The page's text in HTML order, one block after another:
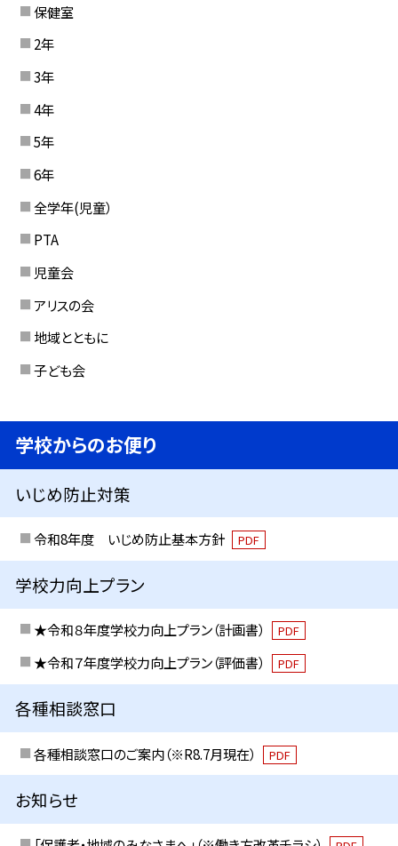
保健室
2年
3年
4年
5年
6年
全学年(児童）
PTA
児童会
アリスの会
地域とともに
子ども会
学校からのお便り
いじめ防止対策
令和8年度 いじめ防止基本方針 PDF
学校力向上プラン
★令和８年度学校力向上プラン（計画書） PDF
★令和７年度学校力向上プラン（評価書） PDF
各種相談窓口
各種相談窓口のご案内（※R8.7月現在） PDF
お知らせ